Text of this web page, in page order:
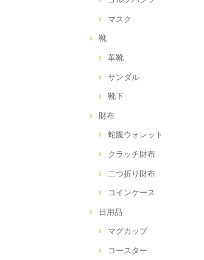
マスク
靴
革靴
サンダル
靴下
財布
蛇腹ウォレット
クラッチ財布
二つ折り財布
コインケース
日用品
マグカップ
コースター